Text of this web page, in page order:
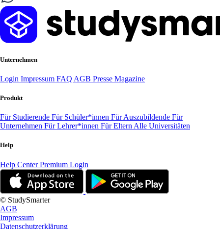
Unternehmen
Login Impressum FAQ AGB Presse Magazine
Produkt
Für Studierende Für Schüler*innen Für Auszubildende Für
Unternehmen Für Lehrer*innen Für Eltern Alle Universitäten
Help
Help CenterPremium Login
© StudySmarter
AGB
Impressum
Datenschutzerklärung